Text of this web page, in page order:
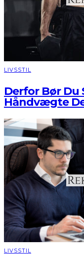
LIVSSTIL
Derfor Bør
Håndvægte
LIVSSTIL